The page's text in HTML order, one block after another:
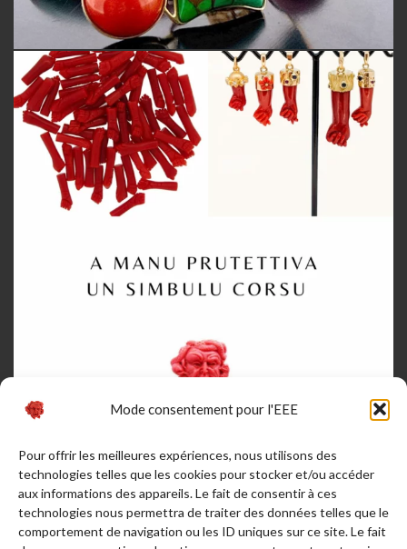
Mode consentement pour l'EEE
Pour offrir les meilleures expériences, nous utilisons des
technologies telles que les cookies pour stocker et/ou accéder
aux informations des appareils. Le fait de consentir à ces
technologies nous permettra de traiter des données telles que le
comportement de navigation ou les ID uniques sur ce site. Le fait
Afficher plus... Suivez-nous sur Instagram
RENDEZ NOUS VISITE